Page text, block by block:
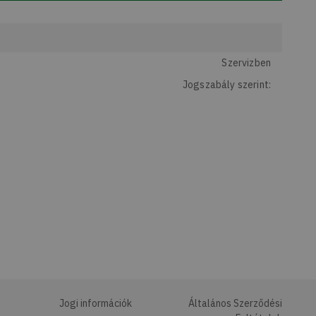
Szervizben
Jogszabály szerint:
Jogi információk
Általános Szerződési